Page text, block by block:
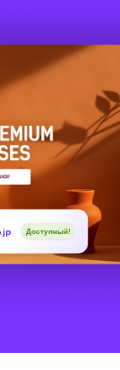
.jp Доступный!